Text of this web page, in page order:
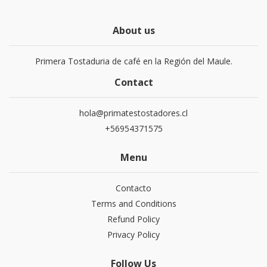
About us
Primera Tostaduria de café en la Región del Maule.
Contact
hola@primatestostadores.cl
+56954371575
Menu
Contacto
Terms and Conditions
Refund Policy
Privacy Policy
Follow Us